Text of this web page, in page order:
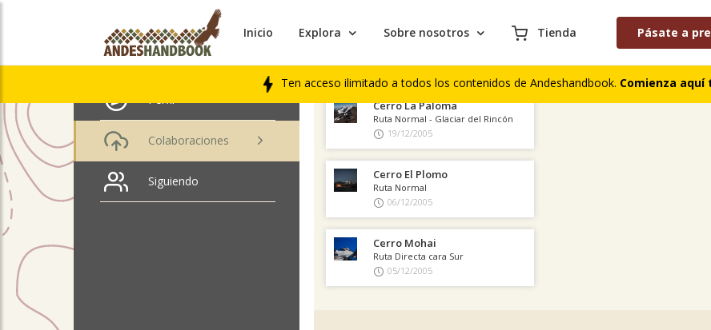
Inicio Explora Sobre nosotros Tienda Pásate a
Ten acceso ilimitado a todos los contenidos de Andeshandbook. Comienza
Edison Acuña
Perfil
Colaboraciones
Siguiendo
ÚLTIMAS COLABORACIONES PUBLICADAS
LIBROS DE CUMBRES
Cerro La Paloma
Ruta Normal - Glaciar del Rincón
19/12/2005
Cerro El Plomo
Ruta Normal
06/12/2005
Cerro Mohai
Ruta Directa cara Sur
05/12/2005
COMENTARIOS DE TREKKING